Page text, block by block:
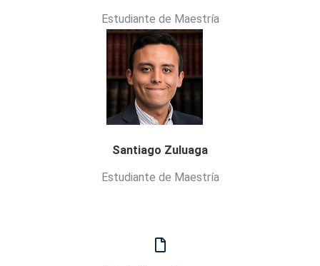
Estudiante de Maestría
Santiago Zuluaga
Estudiante de Maestría